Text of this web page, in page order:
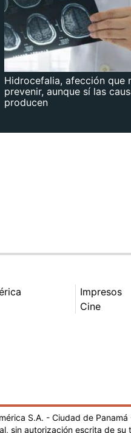
Hidrocefalia, afección que
prevenir, aunque sí las
producen
Impresos
Cine
S.A. - Ciudad de
sin autorización escrita de su